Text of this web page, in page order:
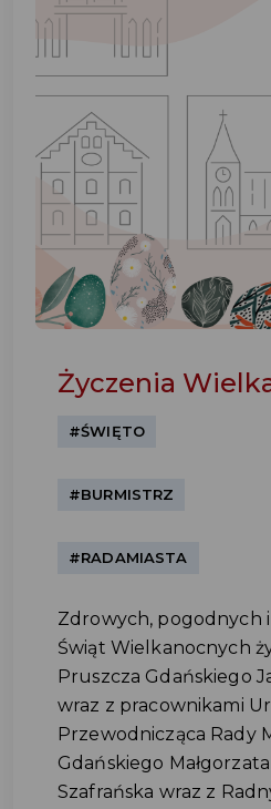
Życzenia
#ŚWIĘTO
#BURMISTRZ
#RADAMIASTA
Zdrowych, pogodnych i
Świąt Wielkanocnych
Pruszcza Gdańskiego
wraz z pracownikami
Przewodnicząca Rady
Gdańskiego
Szafrańska wraz z